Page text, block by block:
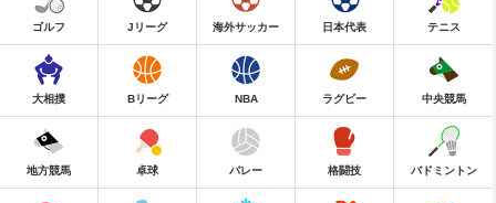
ゴルフ Jリーグ 海外サッカー 日本代表 テニス
大相撲 Bリーグ NBA ラグビー 中央競馬
地方競馬 卓球 バレー 格闘技 バドミントン